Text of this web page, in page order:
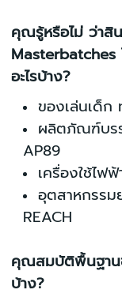
คุณรู้หรือไม่ ว่าสิ
Masterbatches
อะไรบ้าง?
ของเล่นเด็ก
ผลิตภัณฑ์บร
AP89
เครื่องใช้ไฟ
อุตสาหกรร
REACH
คุณสมบัติพื้นฐา
บ้าง?